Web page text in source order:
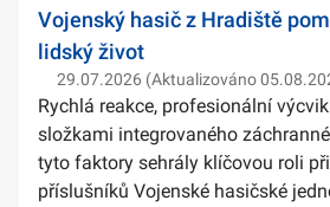
Vojenský hasič z Hradiště
lidský život
29.07.2026 (Aktualizováno
Rychlá reakce, profesionální
složkami integrovaného
tyto faktory sehrály klíčovou roli
příslušníků Vojenské hasičské